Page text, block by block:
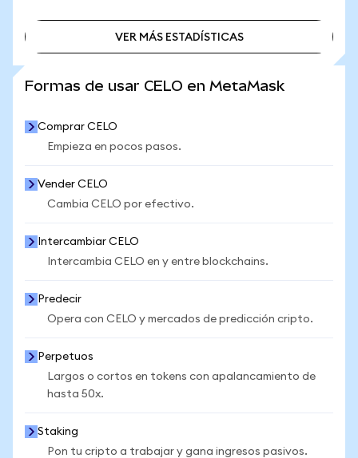
VER MÁS ESTADÍSTICAS
Formas de usar CELO en MetaMask
Comprar CELO
Empieza en pocos pasos.
Vender CELO
Cambia CELO por efectivo.
Intercambiar CELO
Intercambia CELO en y entre blockchains.
Predecir
Opera con CELO y mercados de predicción cripto.
Perpetuos
Largos o cortos en tokens con apalancamiento de
hasta 50x.
Staking
Pon tu cripto a trabajar y gana ingresos pasivos.